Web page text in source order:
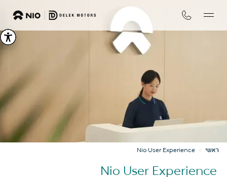
ראשי Nio User Experience
Nio User Experience